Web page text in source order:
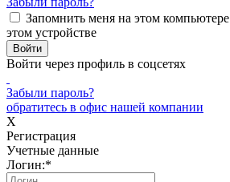
Запомнить меня на этом компьютере
этом устройстве
Войти через профиль в соцсетях
Забыли пароль?
обратитесь в офис нашей компании
X
Регистрация
Учетные данные
Логин:*